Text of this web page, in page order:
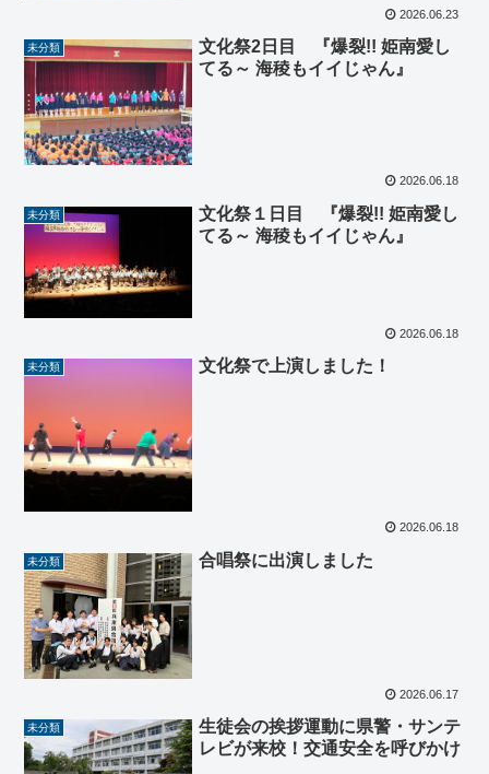
2026.06.23
未分類
文化祭2日目 『爆裂!! 姫南愛し
てる～ 海稜もイイじゃん』
2026.06.18
未分類
文化祭１日目 『爆裂!! 姫南愛し
てる～ 海稜もイイじゃん』
2026.06.18
未分類 文化祭で上演しました！
2026.06.18
未分類 合唱祭に出演しました
2026.06.17
未分類
生徒会の挨拶運動に県警・サンテ
レビが来校！交通安全を呼びかけ